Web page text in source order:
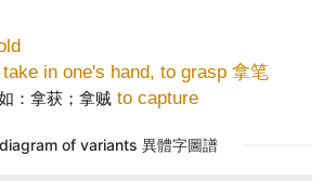
in one's hand, to grasp 拿笔
：拿获；拿贼 to capture
of variants 異體字圖譜